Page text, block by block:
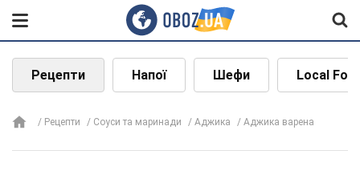
Рецепти Напої Шефи Local
Рецепти Соуси та маринади Аджика Аджика варена